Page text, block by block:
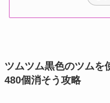
ツムツム黒色のツムを
480個消そう攻略